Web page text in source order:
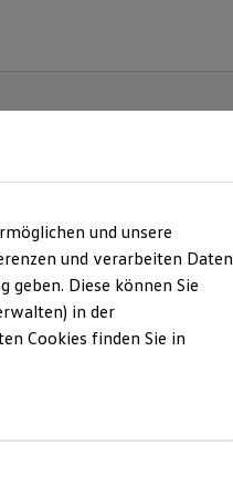
und unsere
und verarbeiten Daten
Diese können Sie
in der
Cookies finden Sie in